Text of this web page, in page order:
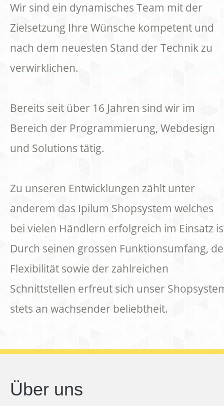
Wir sind ein dynamisches Team mit der
Zielsetzung Ihre Wünsche kompetent und
nach dem neuesten Stand der Technik zu
verwirklichen.
Bereits seit über 16 Jahren sind wir im
Bereich der Programmierung, Webdesign
und Solutions tätig.
Zu unseren Entwicklungen zählt unter
anderem das Ipilum Shopsystem welches
bei vielen Händlern erfolgreich im Einsatz
Durch seinen grossen Funktionsumfang,
Flexibilität sowie der zahlreichen
Schnittstellen erfreut sich unser
stets an wachsender beliebtheit.
Über uns